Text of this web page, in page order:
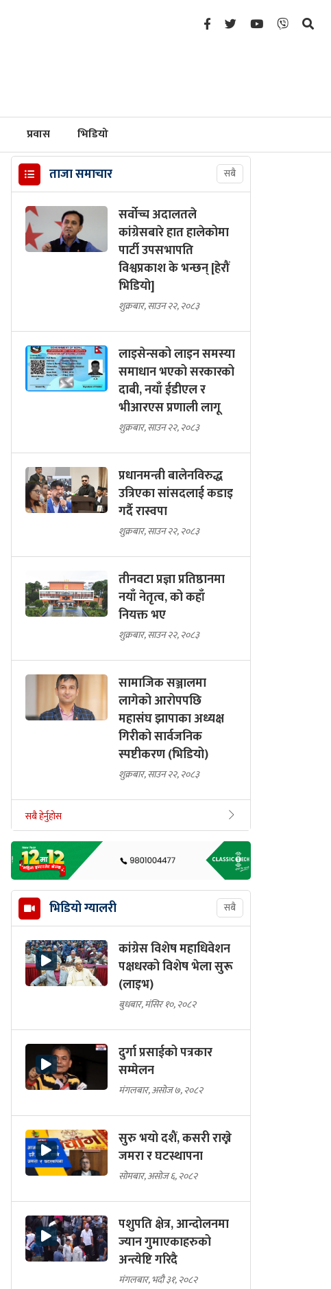
प्रवास भिडियो
ताजा समाचार सबै
सर्वोच्च अदालतले
कांग्रेसबारे हात हालेकोमा
पार्टी उपसभापति
विश्वप्रकाश के भन्छन् [हेरौं
भिडियो]
शुक्रबार, साउन २२, २०८३
लाइसेन्सको लाइन समस्या
समाधान भएको सरकारको
दाबी, नयाँ ईडीएल र
भीआरएस प्रणाली लागू
शुक्रबार, साउन २२, २०८३
प्रधानमन्त्री बालेनविरुद्ध
उत्रिएका सांसदलाई कडाइ
गर्दै रास्वपा
शुक्रबार, साउन २२, २०८३
तीनवटा प्रज्ञा प्रतिष्ठानमा
नयाँ नेतृत्व, को कहाँ
नियक्त भए
शुक्रबार, साउन २२, २०८३
सामाजिक सञ्जालमा
लागेको आरोपपछि
महासंघ झापाका अध्यक्ष
गिरीको सार्वजनिक
स्पष्टीकरण (भिडियो)
शुक्रबार, साउन २२, २०८३
सबै हेर्नुहोस
भिडियो ग्यालरी सबै
कांग्रेस विशेष महाधिवेशन
पक्षधरको विशेष भेला सुरू
(लाइभ)
बुधबार, मंसिर १०, २०८२
दुर्गा प्रसाईको पत्रकार
सम्मेलन
मंगलबार, असोज ७, २०८२
सुरु भयो दशैं, कसरी राख्ने
जमरा र घटस्थापना
सोमबार, असोज ६, २०८२
पशुपति क्षेत्र, आन्दोलनमा
ज्यान गुमाएकाहरुको
अन्त्येष्टि गरिदै
मंगलबार, भदौ ३१, २०८२